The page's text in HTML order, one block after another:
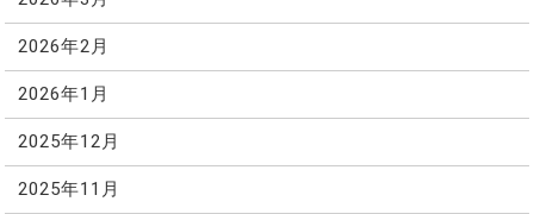
2026年2月
2026年1月
2025年12月
2025年11月